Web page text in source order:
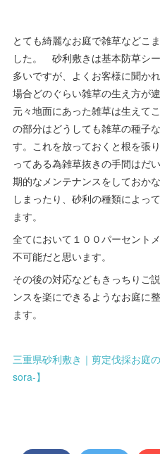
とても綺麗なお庭で雑草などこ
した。 砂利敷きは基本防草シ
多いですが、よくお客様に聞か
場合どのぐらい雑草の生え方が
元々地面にあった雑草は生えて
の部分はどうしても雑草の種子
す。これを放っておくと根を張
ってある為雑草抜きの手間は
期的なメンテナンスをしておか
しまったり、砂利の種類によっ
ます。
全てにおいて１００パーセント
不可能だと思います。
その後の対応などもきっちりご
ンスを楽にできるようなお庭に
ます。
三重県砂利敷き｜剪定伐採お庭
sora-】